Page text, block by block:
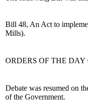
Bill 48, An Act to
Mills).
ORDERS OF THE DAY
Debate was resumed on
of the Government.